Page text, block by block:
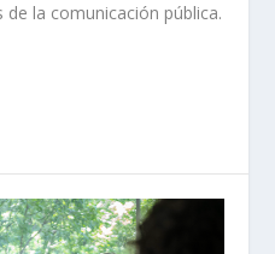
la comunicación pública.